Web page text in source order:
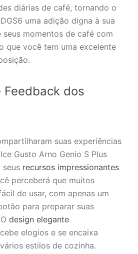
diárias de café, tornando o
uma adição digna à sua
momentos de café com
que você tem uma excelente
Feedback dos
suas experiências
Gusto Arno Genio S Plus
seus recursos impressionantes
perceberá que muitos
de usar, com apenas um
para preparar suas
design elegante
elogios e se encaixa
estilos de cozinha.